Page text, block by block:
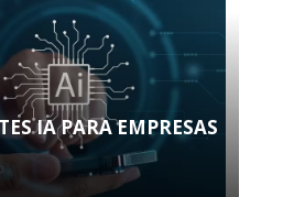
IA PARA EMPRESAS